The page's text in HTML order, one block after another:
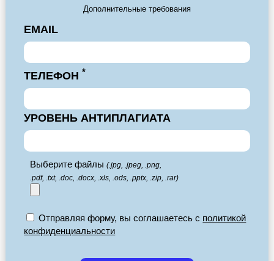
Дополнительные требования
EMAIL
ТЕЛЕФОН*
УРОВЕНЬ АНТИПЛАГИАТА
Выберите файлы(.jpg, .jpeg, .png,
.pdf, .txt, .doc, .docx, .xls, .ods, .pptx, .zip, .rar)
Отправляя форму, вы соглашаетесь с политикой
конфиденциальности